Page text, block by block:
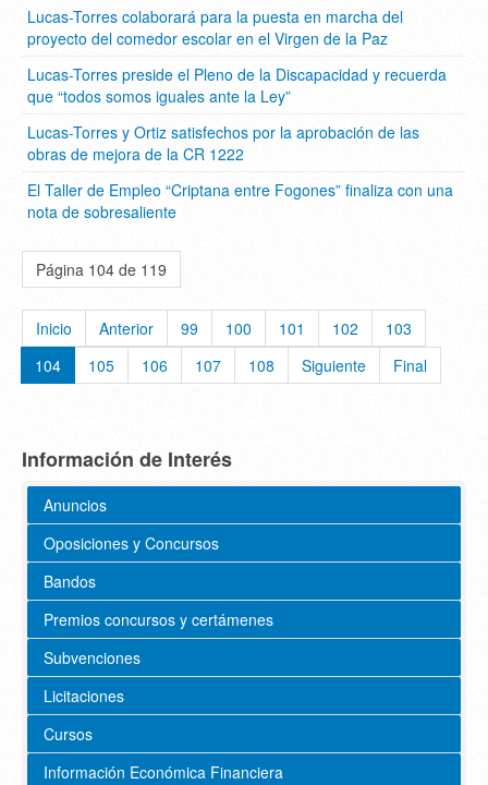
Lucas-Torres colaborará para la puesta en marcha del
proyecto del comedor escolar en el Virgen de la Paz
Lucas-Torres preside el Pleno de la Discapacidad y recuerda
que “todos somos iguales ante la Ley”
Lucas-Torres y Ortiz satisfechos por la aprobación de las
obras de mejora de la CR 1222
El Taller de Empleo “Criptana entre Fogones” finaliza con una
nota de sobresaliente
Página 104 de 119
Inicio Anterior 99 100 101 102
103
104
105 106 107 108 Siguiente Final
Información de Interés
Anuncios
Oposiciones y Concursos
Bandos
Premios concursos y certámenes
Subvenciones
Licitaciones
Cursos
Información Económica Financiera